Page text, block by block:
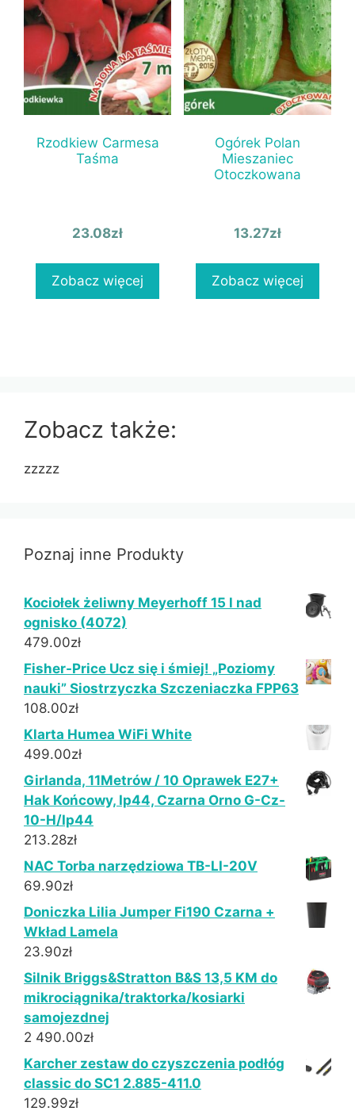
Rzodkiew Carmesa
Taśma
23.08zł
Zobacz więcej
Ogórek Polan
Mieszaniec
Otoczkowana
13.27zł
Zobacz więcej
Zobacz także:
zzzzz
Poznaj inne Produkty
Kociołek żeliwny Meyerhoff 15 l nad
ognisko (4072)
479.00zł
Fisher-Price Ucz się i śmiej! „Poziomy
nauki” Siostrzyczka Szczeniaczka FPP63
108.00zł
Klarta Humea WiFi White
499.00zł
Girlanda, 11Metrów / 10 Oprawek E27+
Hak Końcowy, Ip44, Czarna Orno G-Cz-
10-H/Ip44
213.28zł
NAC Torba narzędziowa TB-LI-20V
69.90zł
Doniczka Lilia Jumper Fi190 Czarna +
Wkład Lamela
23.90zł
Silnik Briggs&Stratton B&S 13,5 KM do
mikrociągnika/traktorka/kosiarki
samojezdnej
2 490.00zł
Karcher zestaw do czyszczenia podłóg
classic do SC1 2.885-411.0
129.99zł